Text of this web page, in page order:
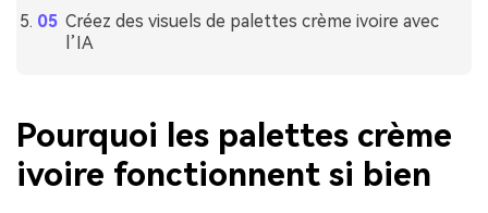
Créez des visuels de palettes crème ivoire avec
l’IA
Pourquoi les palettes crème
ivoire fonctionnent si bien